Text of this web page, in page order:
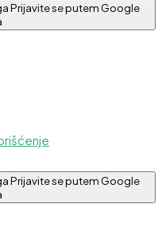
Prijavite se putem Google
Prijavite se putem Google